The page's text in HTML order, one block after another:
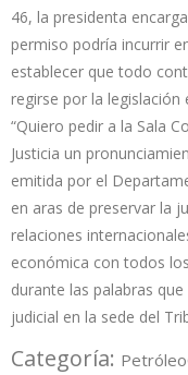
46, la presidenta
permiso podría incurrir
establecer que todo
regirse por la legislación
“Quiero pedir a la Sala
Justicia un
emitida por el
en aras de preservar la
relaciones
económica con todos
durante las palabras
judicial en la sede del
Categoría: Petróleo